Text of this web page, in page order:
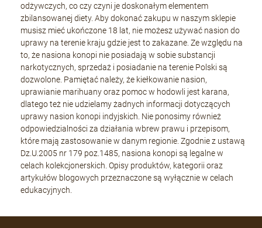
odżywczych, co czy czyni je doskonałym elementem
zbilansowanej diety. Aby dokonać zakupu w naszym sklepie
musisz mieć ukończone 18 lat, nie możesz używać nasion do
uprawy na terenie kraju gdzie jest to zakazane. Ze względu na
to, że nasiona konopi nie posiadają w sobie substancji
narkotycznych, sprzedaż i posiadanie na terenie Polski są
dozwolone. Pamiętać należy, że kiełkowanie nasion,
uprawianie marihuany oraz pomoc w hodowli jest karana,
dlatego też nie udzielamy żadnych informacji dotyczących
uprawy nasion konopi indyjskich. Nie ponosimy również
odpowiedzialności za działania wbrew prawu i przepisom,
które mają zastosowanie w danym regionie. Zgodnie z ustawą
Dz.U.2005 nr 179 poz.1485, nasiona konopi są legalne w
celach kolekcjonerskich. Opisy produktów, kategorii oraz
artykułów blogowych przeznaczone są wyłącznie w celach
edukacyjnych.